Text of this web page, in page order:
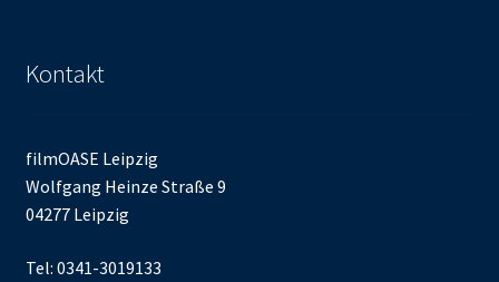
Kontakt
filmOASE Leipzig
Wolfgang Heinze Straße 9
04277 Leipzig
Tel: 0341-3019133